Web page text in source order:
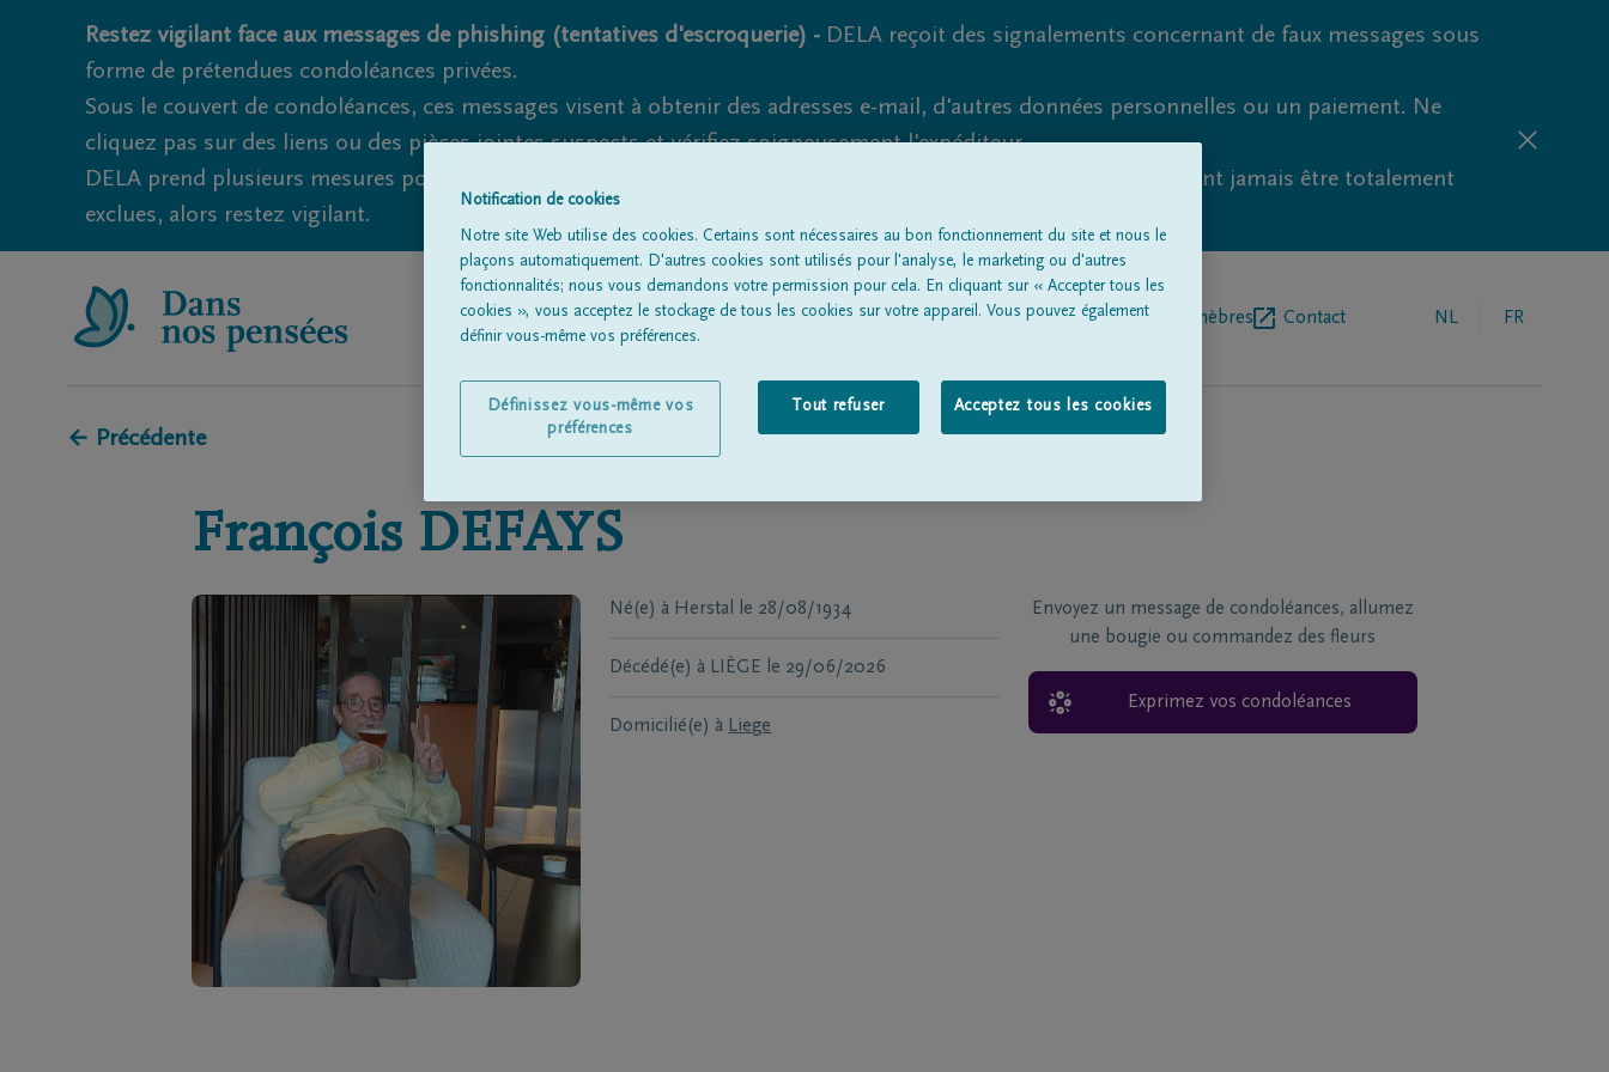
Restez vigilant face aux messages de phishing (tentatives d'escroquerie) - DELA reçoit des signalements concernant de faux messages sous
forme de prétendues condoléances privées.
Sous le couvert de condoléances, ces messages visent à obtenir des adresses e-mail, d'autres données personnelles ou un paiement. Ne
cliquez pas sur des liens ou des pièces jointes suspects et vérifiez soigneusement l'expéditeur.
DELA prend plusieurs mesures pour éviter cela. Cependant, les tentatives d'hameçonnage et de fraude ne peuvent jamais être totalement
exclues, alors restez vigilant.
Tous les avis de décèsÀ propos de nousEntrepreneur de pompes funèbres Contact NL FR
← Précédente
François DEFAYS
Né(e) à Herstal le 28/08/1934
Décédé(e) à LIÈGE le 29/06/2026
Domicilié(e) à Liege
Envoyez un message de condoléances, allumez
une bougie ou commandez des fleurs
Exprimez vos condoléances
Notification de cookies
Notre site Web utilise des cookies. Certains sont nécessaires au bon fonctionnement du site et nous le
plaçons automatiquement. D'autres cookies sont utilisés pour l'analyse, le marketing ou d'autres
fonctionnalités; nous vous demandons votre permission pour cela. En cliquant sur « Accepter tous les
cookies », vous acceptez le stockage de tous les cookies sur votre appareil. Vous pouvez également
définir vous-même vos préférences.
Tout refuser Acceptez tous les cookies
Définissez vous-même vos
préférences